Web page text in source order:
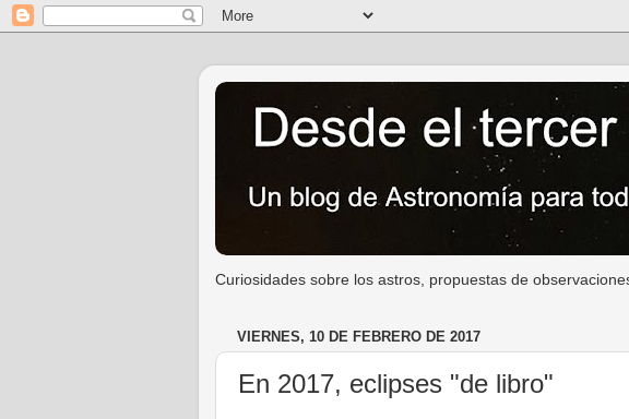
Curiosidades sobre los astros, propuestas de
VIERNES, 10 DE FEBRERO DE 2017
En 2017, eclipses "de libro"